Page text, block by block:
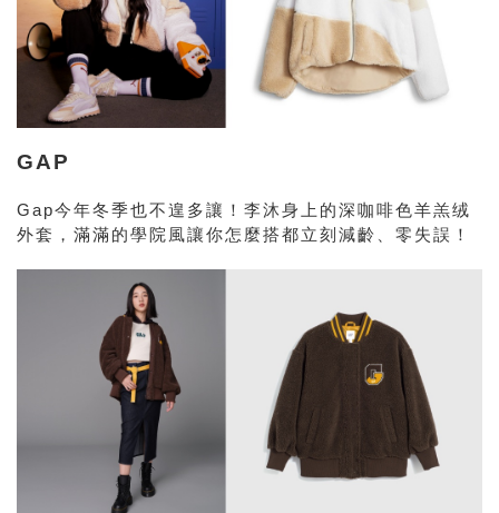
GAP
Gap今年冬季也不遑多讓！李沐身上的深咖啡色羊羔绒
外套，滿滿的學院風讓你怎麼搭都立刻減齡、零失誤！